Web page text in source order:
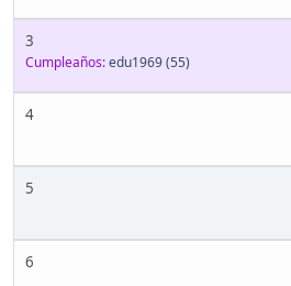
3
Cumpleaños:edu1969(55)
4
5
6